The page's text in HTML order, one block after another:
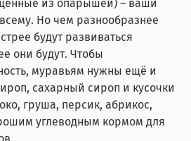
из опарышей) – ваши
Но чем разнообразнее
будут развиваться
они будут. Чтобы
муравьям нужны ещё и
сахарный сироп и кусочки
груша, персик, абрикос,
углеводным кормом для